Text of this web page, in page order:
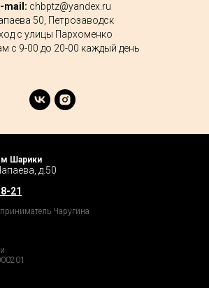
mail: chbptz@yandex.ru
50, Петрозаводск
с улицы Пархоменко
с 9-00 до 20-00 каждый день
Шарики
д.50
21
Чаругина